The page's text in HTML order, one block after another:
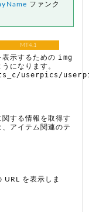
ファンク
MT4.1
示するための img
になります。
userpics/
する情報を取得す
アイテム関連のテ
URL を表示しま